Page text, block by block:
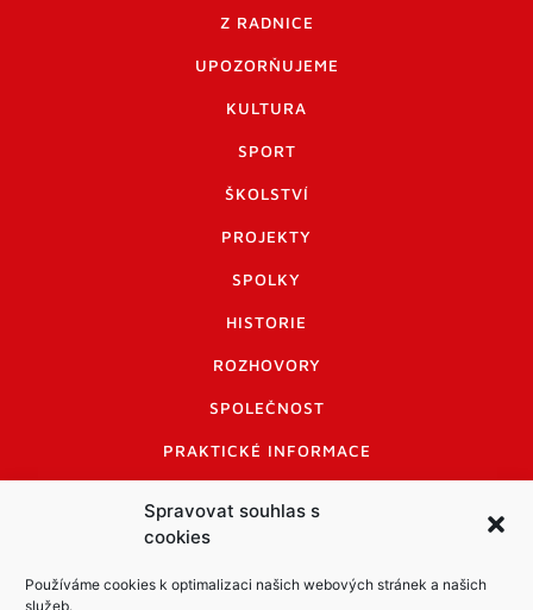
Spravovat souhlas s
cookies
Používáme cookies k optimalizaci našich webových stránek a našich
služeb.
Z RADNICE
UPOZORŇUJEME
KULTURA
SPORT
ŠKOLSTVÍ
PROJEKTY
SPOLKY
HISTORIE
ROZHOVORY
SPOLEČNOST
PRAKTICKÉ INFORMACE
INFORMACE A KODEX DISKUTUJÍCÍCH
LOGO A LOGO MANUÁL